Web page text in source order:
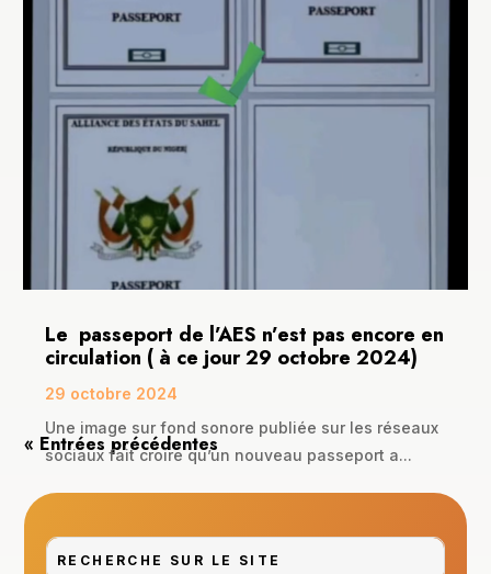
Le passeport de l’AES n’est pas encore en
circulation ( à ce jour 29 octobre 2024)
29 octobre 2024
Une image sur fond sonore publiée sur les réseaux
sociaux fait croire qu’un nouveau passeport a...
« Entrées précédentes